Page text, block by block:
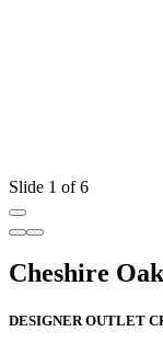
Slide 1 of 6
Cheshire
DESIGNER OUTLET